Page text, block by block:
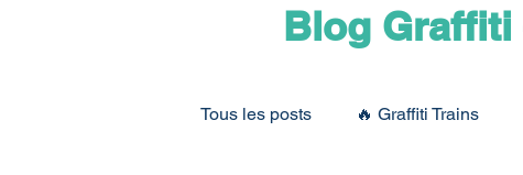
Blog Graffiti
Tous les posts 🔥 Graffiti Trains